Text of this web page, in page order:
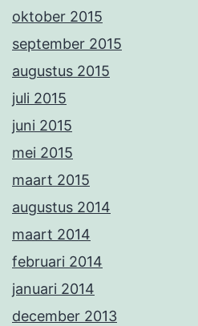
oktober 2015
september 2015
augustus 2015
juli 2015
juni 2015
mei 2015
maart 2015
augustus 2014
maart 2014
februari 2014
januari 2014
december 2013